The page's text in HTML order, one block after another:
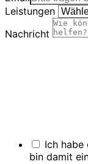
Leistungen
Nachricht
Ich habe
bin damit